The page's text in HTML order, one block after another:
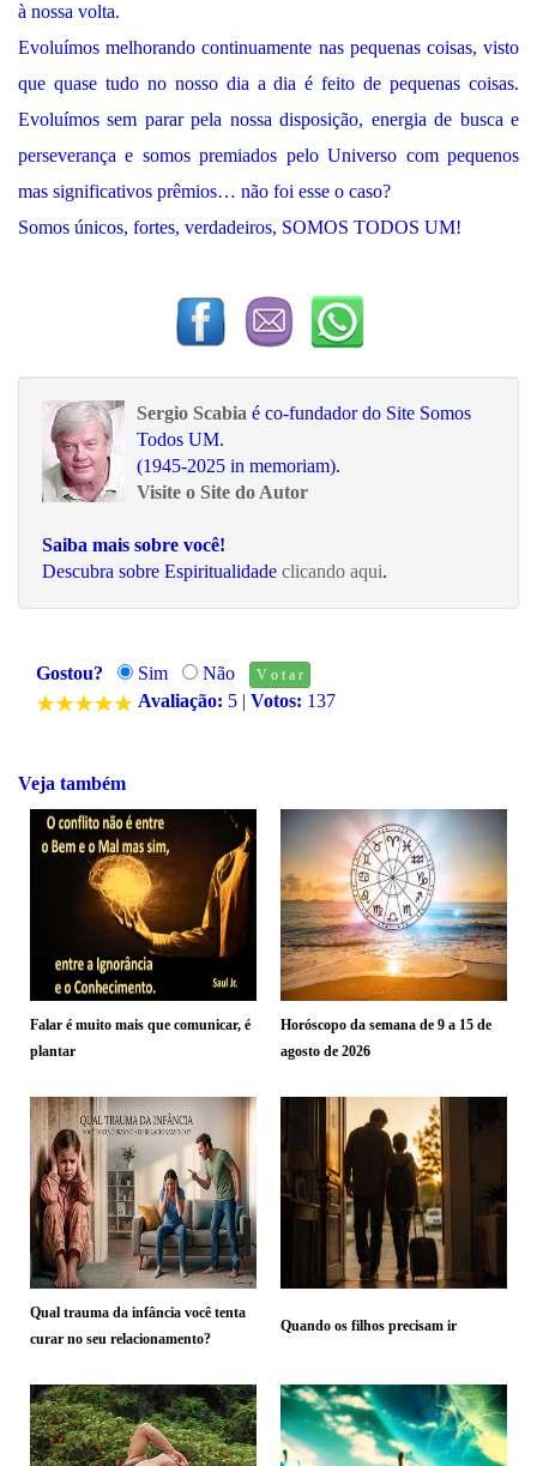
à nossa volta.
Evoluímos melhorando continuamente nas pequenas coisas, visto
que quase tudo no nosso dia a dia é feito de pequenas coisas.
Evoluímos sem parar pela nossa disposição, energia de busca e
perseverança e somos premiados pelo Universo com pequenos
mas significativos prêmios… não foi esse o caso?
Somos únicos, fortes, verdadeiros, SOMOS TODOS UM!
Sergio Scabia é co-fundador do Site Somos
Todos UM.
(1945-2025 in memoriam).
Visite o Site do Autor
Saiba mais sobre você!
Descubra sobre Espiritualidade clicando aqui.
Gostou? Sim
Não
Avaliação: 5| Votos: 137
Veja também
Falar é muito mais que comunicar, é
plantar
Horóscopo da semana de 9 a 15 de
agosto de 2026
Qual trauma da infância você tenta
curar no seu relacionamento?
Quando os filhos precisam ir